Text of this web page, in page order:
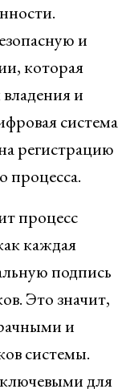
и
которая
и
система
регистрацию
процесса.
процесс
каждая
подпись
Это значит,
и
системы.
для